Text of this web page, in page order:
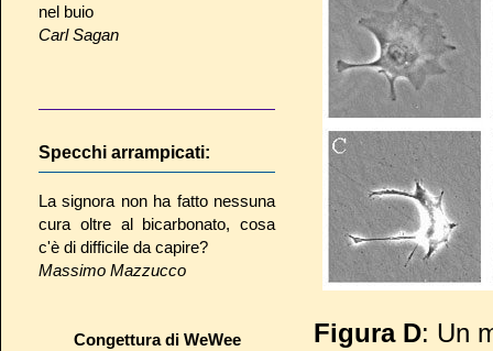
Figura D: Un
nel buio
Carl Sagan
Specchi arrampicati:
La signora non ha fatto nessuna
cura oltre al bicarbonato, cosa
c'è di difficile da capire?
Massimo Mazzucco
Congettura di WeWee